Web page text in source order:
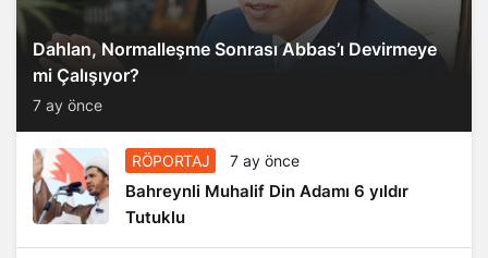
Dahlan, Normalleşme Sonrası Abbas’ı Devirmeye
mi Çalışıyor?
7 ay önce
RÖPORTAJ 7 ay önce
Bahreynli Muhalif Din Adamı 6 yıldır
Tutuklu